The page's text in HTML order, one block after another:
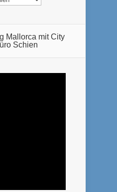
Mallorca mit City
Schien